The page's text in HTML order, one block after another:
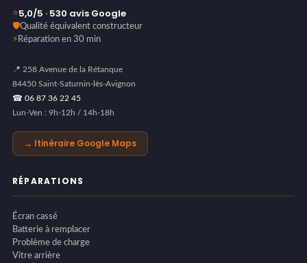
⭐5,0/5 · 530 avis Google
🛡️Qualité équivalent constructeur
⚡Réparation en 30 min
📍 258 Avenue de la Rétanque
84450 Saint-Saturnin-lès-Avignon
☎ 06 87 36 22 45
Lun-Ven : 9h-12h / 14h-18h
→ Itinéraire Google Maps
RÉPARATIONS
Écran cassé
Batterie à remplacer
Problème de charge
Vitre arrière